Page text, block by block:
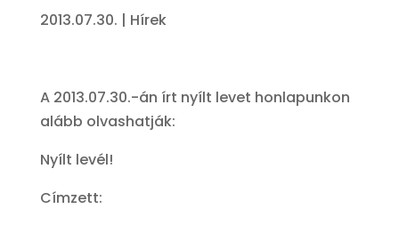
2013.07.30. | Hírek
A 2013.07.30.-án írt nyílt levet honlapunkon
alább olvashatják:
Nyílt levél!
Címzett: